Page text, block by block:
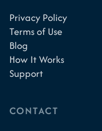
Privacy Policy
Terms of Use
Blog
How It Works
Support
CONTACT